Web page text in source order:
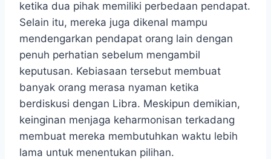
ketika dua pihak memiliki perbedaan pendapat.
Selain itu, mereka juga dikenal mampu
mendengarkan pendapat orang lain dengan
penuh perhatian sebelum mengambil
keputusan. Kebiasaan tersebut membuat
banyak orang merasa nyaman ketika
berdiskusi dengan Libra. Meskipun demikian,
keinginan menjaga keharmonisan terkadang
membuat mereka membutuhkan waktu lebih
lama untuk menentukan pilihan.